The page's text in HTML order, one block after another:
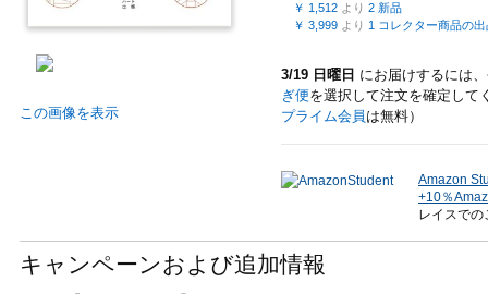
この画像を表示
￥ 1,512 より 2 新品
￥ 3,999 より 1 コレクター商品の出
3/19 日曜日 にお届けするには
ぎ便を選択して注文を確定して
プライム会員 は無料）
Amazon
+10％
レイスでの
キャンペーンおよび追加情報